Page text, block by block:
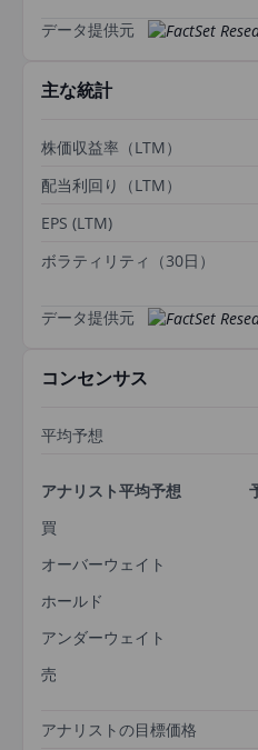
データ提供元
主な統計
株価収益率（LTM）
配当利回り（LTM）
EPS (LTM)
ボラティリティ（30日）
データ提供元
コンセンサス
平均予想
アナリスト平均予想
買
オーバーウェイト
ホールド
アンダーウェイト
売
アナリストの目標価格